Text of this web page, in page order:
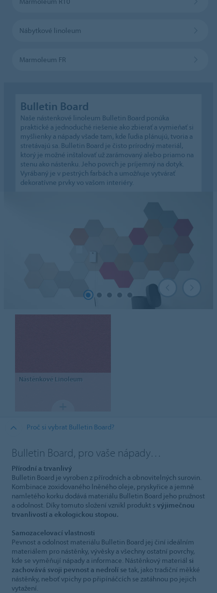
Nábytkové linoleum
Marmoleum FR
Bulletin Board
Naše nástenkové linoleum Bulletin Board ponúka
praktické a jednoduché riešenie ako zbierať a vymieňať si
myšlienky a nápady všade tam, kde ľudia plánujú, tvoria a
stretávajú sa. Bulletin Board je čisto prírodný materiál,
ktorý je možné inštalovať už zarámovaný alebo priamo na
stenu ako nástenku. Jeho povrch je príjemný na dotyk.
Vyrábaný je v pestrých farbách a umožňuje vytvárať
dekoratívne prvky vo vašom interiéry.
NástěnkovéLinoleum
Proč si vybrat Bulletin Board?
Bulletin Board, pro vaše nápady…
Přírodní a trvanlivý
Bulletin Board je vyroben z přírodních a obnovitelných surovin.
Kombinace zoxidovaného lněného oleje, pryskyřice a jemně
namletého korku dodává materiálu Bulletin Board jeho pružnost
a odolnost. Díky tomuto složení vznikl produkt s výjimečnou
trvanlivostí a ekologickou stopou.
Samozacelovací vlastnosti
Pevnost a odolnost materiálu Bulletin Board jej činí ideálním
materiálem pro nástěnky, vývěsky a všechny ostatní povrchy,
kde se vyměňují nápady a informace. Nástěnkový materiál si
zachovává svoji pevnost a nedrolí se tak, jako tradiční měkké
nástěnky, neboť vpichy po připínáčcích se zatáhnou po jejich
vytažení.